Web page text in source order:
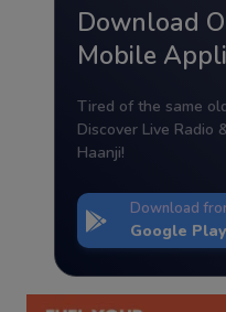
Download
Mobile
Tired of the same
Discover Live Radio
Haanji!
Download
Google Play